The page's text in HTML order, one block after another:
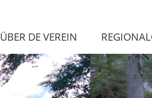
ÜBER DE VEREIN